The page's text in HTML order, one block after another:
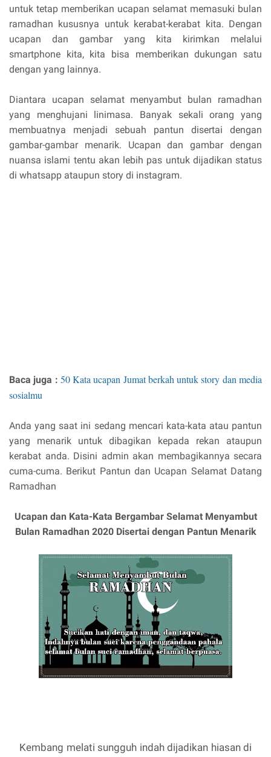
untuk tetap memberikan ucapan selamat memasuki bulan
ramadhan kususnya untuk kerabat-kerabat kita. Dengan
ucapan dan gambar yang kita kirimkan melalui
smartphone kita, kita bisa memberikan dukungan satu
dengan yang lainnya.
Diantara ucapan selamat menyambut bulan ramadhan
yang menghujani linimasa. Banyak sekali orang yang
membuatnya menjadi sebuah pantun disertai dengan
gambar-gambar menarik. Ucapan dan gambar dengan
nuansa islami tentu akan lebih pas untuk dijadikan status
di whatsapp ataupun story di instagram.
Baca juga : 50 Kata ucapan Jumat berkah untuk story dan media
sosialmu
Anda yang saat ini sedang mencari kata-kata atau pantun
yang menarik untuk dibagikan kepada rekan ataupun
kerabat anda. Disini admin akan membagikannya secara
cuma-cuma. Berikut Pantun dan Ucapan Selamat Datang
Ramadhan
Ucapan dan Kata-Kata Bergambar Selamat Menyambut
Bulan Ramadhan 2020 Disertai dengan Pantun Menarik
Kembang melati sungguh indah dijadikan hiasan di